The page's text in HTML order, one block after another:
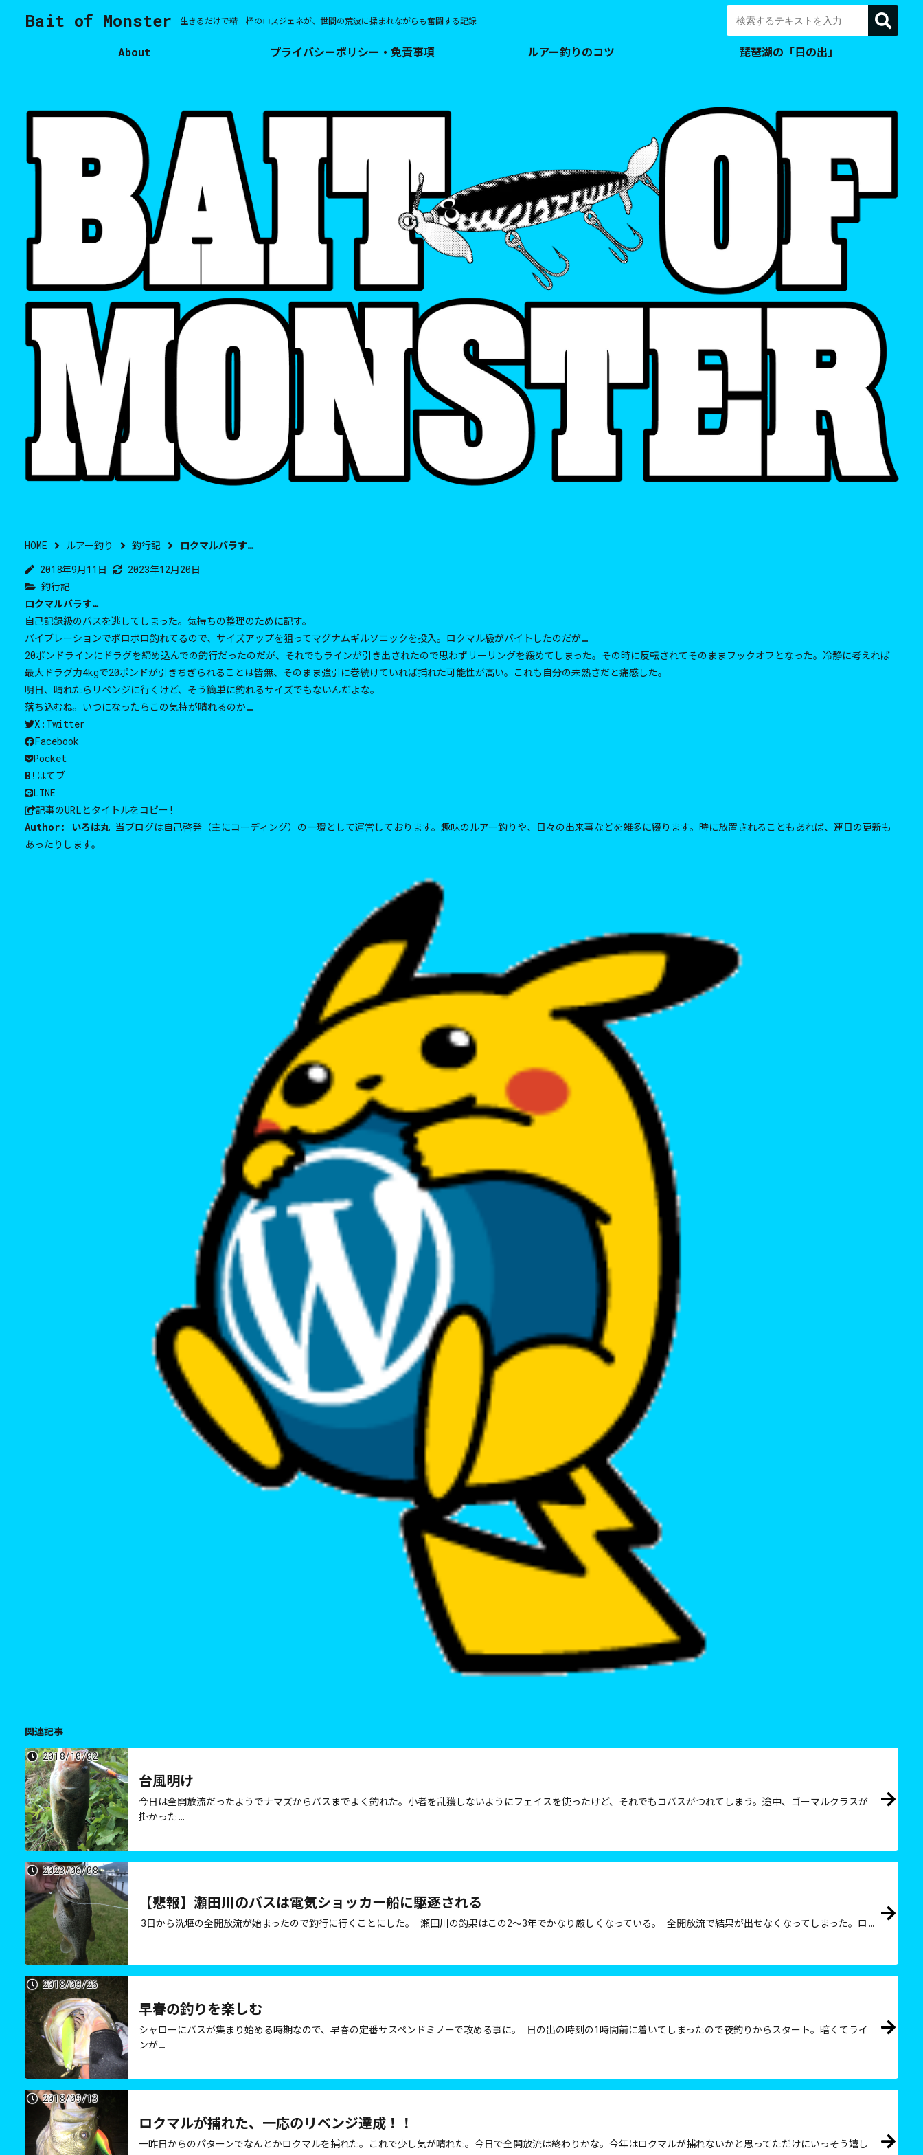
Bait of Monster 生きるだけで精一杯のロスジェネが、世間の荒波に揉まれながらも奮闘する記録
About プライバシーポリシー・免責事項 ルアー釣りのコツ 琵琶湖の「日の出」
HOME ルアー釣り 釣行記
ロクマルバラす…
2018年9月11日
2023年12月20日
釣行記
ロクマルバラす…
自己記録級のバスを逃してしまった。気持ちの整理のために記す。
バイブレーションでポロポロ釣れてるので、サイズアップを狙ってマグナムギルソニックを投入。ロクマル級がバイトしたのだが…
20ポンドラインにドラグを締め込んでの釣行だったのだが、それでもラインが引き出されたので思わずリーリングを緩めてしまった。その時に反転されてそのままフックオフとなった。冷静に考えれば
最大ドラグ力4kgで20ポンドが引きちぎられることは皆無、そのまま強引に巻続けていれば捕れた可能性が高い。これも自分の未熟さだと痛感した。
明日、晴れたらリベンジに行くけど、そう簡単に釣れるサイズでもないんだよな。
落ち込むね。いつになったらこの気持が晴れるのか…
X:Twitter
Facebook
Pocket
B! はてブ
LINE
記事のURLとタイトルをコピー!
Author:
いろは丸 当ブログは自己啓発（主にコーディング）の一環として運営しております。趣味のルアー釣りや、日々の出来事などを雑多に綴ります。時に放置されることもあれば、連日の更新も
あったりします。
関連記事
台風明け
2018/10/02
今日は全開放流だったようでナマズからバスまでよく釣れた。小者を乱獲しないようにフェイスを使ったけど、それでもコバスがつれてしまう。途中、ゴーマルクラスが
掛かった…
【悲報】瀬田川のバスは電気ショッカー船に駆逐される
2023/06/08
3日から洗堰の全開放流が始まったので釣行に行くことにした。 瀬田川の釣果はこの2～3年でかなり厳しくなっている。 全開放流で結果が出せなくなってしまった。ロ…
早春の釣りを楽しむ
2018/03/26
シャローにバスが集まり始める時期なので、早春の定番サスペンドミノーで攻める事に。 日の出の時刻の1時間前に着いてしまったので夜釣りからスタート。暗くてライ
ンが…
ロクマルが捕れた、一応のリベンジ達成！！
2018/09/13
一昨日からのパターンでなんとかロクマルを捕れた。これで少し気が晴れた。今日で全開放流は終わりかな。今年はロクマルが捕れないかと思ってただけにいっそう嬉し